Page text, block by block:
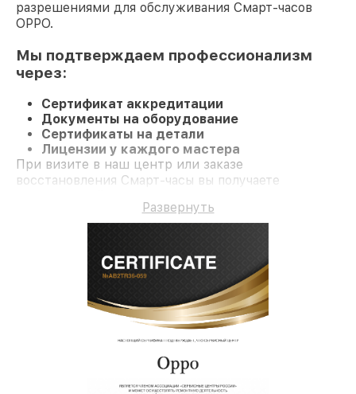
разрешениями для обслуживания Смарт-часов
OPPO.
Мы подтверждаем профессионализм
через:
Сертификат аккредитации
Документы на оборудование
Сертификаты на детали
Лицензии у каждого мастера
При визите в наш центр или заказе
восстановления Смарт-часы вы получаете
на ремонт и детали.Развернуть